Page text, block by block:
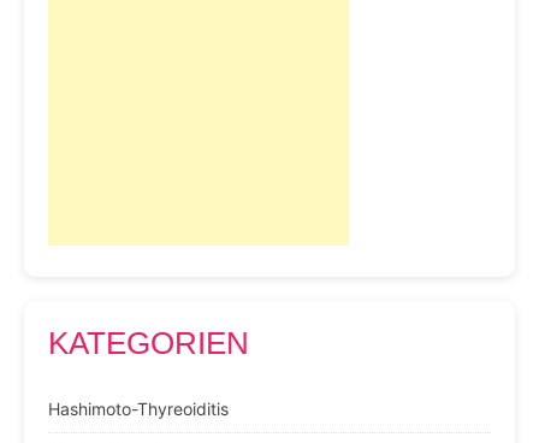
KATEGORIEN
Hashimoto-Thyreoiditis